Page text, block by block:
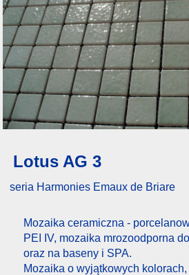
Lotus AG 3
seria Harmonies Emaux de Briare
Mozaika ceramiczna -
PEI IV, mozaika mrozoodporna
oraz na baseny i SPA.
Mozaika o wyjątkowych kolorach,